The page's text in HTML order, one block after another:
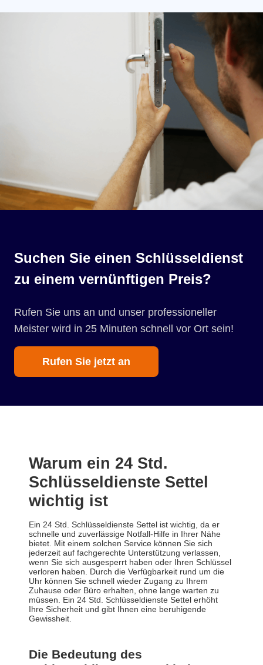
Suchen Sie einen Schlüsseldienst
zu einem vernünftigen Preis?
Rufen Sie uns an und unser professioneller
Meister wird in 25 Minuten schnell vor Ort sein!
Rufen Sie jetzt an
Warum ein 24 Std.
Schlüsseldienste Settel
wichtig ist
Ein 24 Std. Schlüsseldienste Settel ist wichtig, da er
schnelle und zuverlässige Notfall-Hilfe in Ihrer Nähe
bietet. Mit einem solchen Service können Sie sich
jederzeit auf fachgerechte Unterstützung verlassen,
wenn Sie sich ausgesperrt haben oder Ihren Schlüssel
verloren haben. Durch die Verfügbarkeit rund um die
Uhr können Sie schnell wieder Zugang zu Ihrem
Zuhause oder Büro erhalten, ohne lange warten zu
müssen. Ein 24 Std. Schlüsseldienste Settel erhöht
Ihre Sicherheit und gibt Ihnen eine beruhigende
Gewissheit.
Die Bedeutung des